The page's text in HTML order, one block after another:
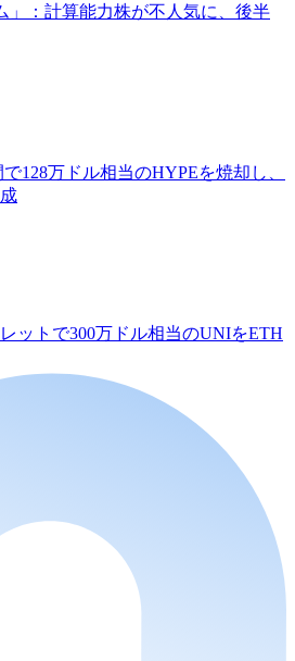
」：計算能力株が不人気に、後半
128万ドル相当のHYPEを焼却し、
ットで300万ドル相当のUNIをETH